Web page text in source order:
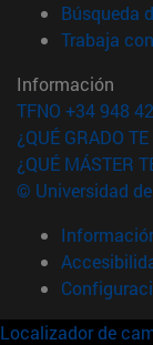
Búsqueda
Trabaja
Información
TFNO +34 948
¿QUÉ GRADO
¿QUÉ MÁSTER
© Universidad
Localizador de